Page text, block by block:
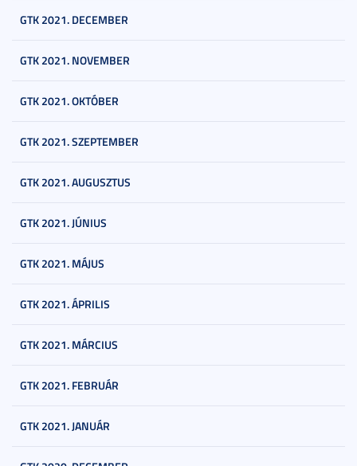
GTK 2021. DECEMBER
GTK 2021. NOVEMBER
GTK 2021. OKTÓBER
GTK 2021. SZEPTEMBER
GTK 2021. AUGUSZTUS
GTK 2021. JÚNIUS
GTK 2021. MÁJUS
GTK 2021. ÁPRILIS
GTK 2021. MÁRCIUS
GTK 2021. FEBRUÁR
GTK 2021. JANUÁR